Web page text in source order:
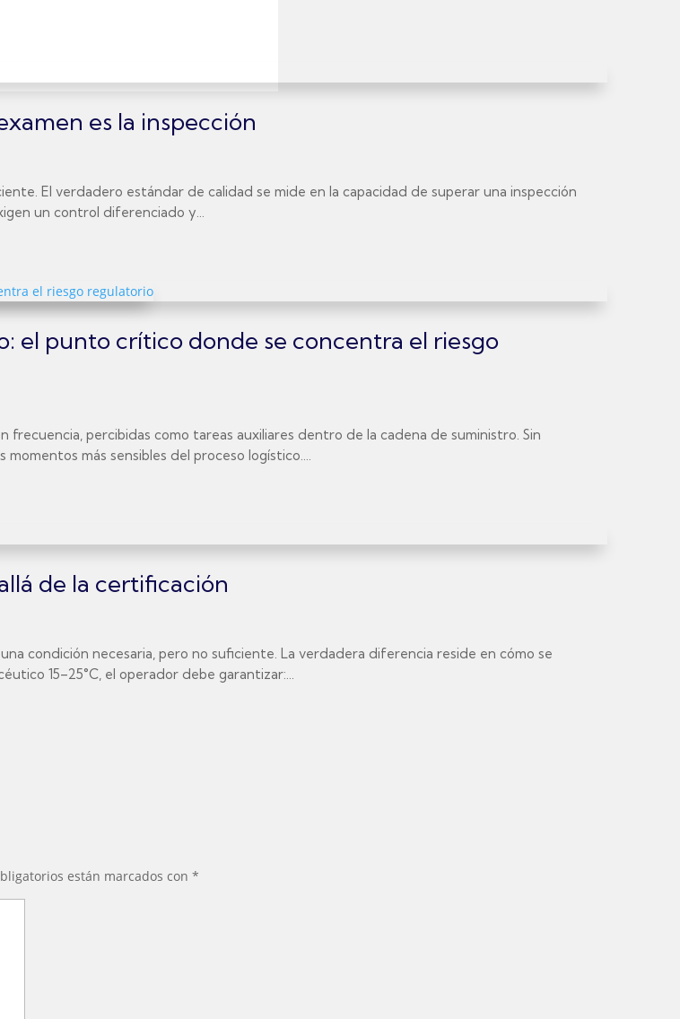
es la inspección
El verdadero estándar de calidad se mide en la capacidad de superar una inspección
un control diferenciado y...
el punto crítico donde se concentra el riesgo
percibidas como tareas auxiliares dentro de la cadena de suministro. Sin
más sensibles del proceso logístico....
de la certificación
condición necesaria, pero no suficiente. La verdadera diferencia reside en cómo se
15–25°C, el operador debe garantizar:...
están marcados con*